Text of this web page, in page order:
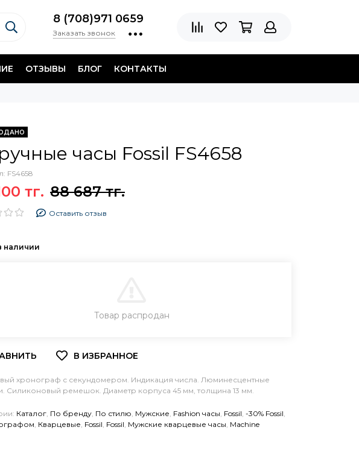
8 (708)971 0659
Заказать звонок
ОТЗЫВЫ БЛОГ КОНТАКТЫ
часы Fossil FS4658
FS4658
тг. 88 687 тг.
Оставить отзыв
ЗАКАЗ В ОДИН КЛИК
Товар распродан
хронограф с секундомером. Индикация числа. Люминесцентные
Силиконовый ремешок. Диаметр корпуса 45 мм, толщина 13 мм.
Каталог По бренду По стилю Мужские Fashion часы Fossil -30% Fossil
Кварцевые Fossil Fossil Мужские кварцевые часы Machine